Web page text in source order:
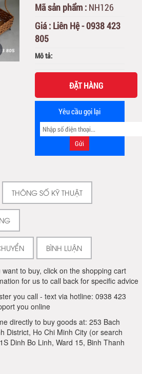
Mã sản phẩm : NH126
Giá : Liên Hệ - 0938 423
805
Mô tả:
ĐẶT HÀNG
Yêu cầu gọi lại
THÔNG SỐ KỸ THUẬT
BÌNH LUẬN
to buy, click on the shopping cart
for us to call back for specific advice
you call - text via hotline: 0938 423
you online
directly to buy goods at: 253 Bach
District, Ho Chi Minh City (or search
Dinh Bo Linh, Ward 15, Binh Thanh